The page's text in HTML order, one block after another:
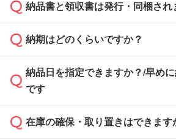
基本的には先入金をお願いして
どの場合は、月末締め翌月末払
また、卒業・卒園記念品で対策
校や幼稚園・保育園であれば、
納品書と領収書は発行・同梱され
納品書・領収書は ご依頼をいた
ず、通常はPDFデータをメール
ます。
たは注文フォームの『ご注文に
納期はどのくらいですか？
・印刷する場合(500個程度)
ご入金、イメージ画像の校了か
納品日を指定できますか？/早め
です
ご希望の納期がある場合は、お
在庫の確保・取り置きはできます